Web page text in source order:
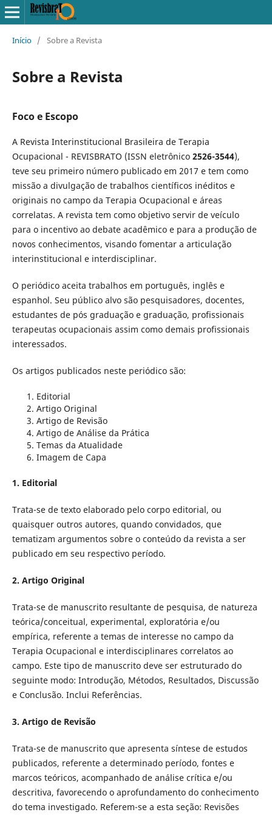
Início / Sobre a Revista
Sobre a Revista
Foco e Escopo
A Revista Interinstitucional Brasileira de Terapia
Ocupacional - REVISBRATO (ISSN eletrônico 2526-3544),
teve seu primeiro número publicado em 2017 etem como
missão a divulgação de trabalhos científicos inéditos e
originais no campo da Terapia Ocupacional eáreas
correlatas. A revista tem como objetivo servir de veículo
para o incentivo ao debate acadêmico e para a produção de
novos conhecimentos, visando fomentar a articulação
interinstitucional einterdisciplinar.
O periódico aceita trabalhos em português, inglês e
espanhol. Seu público alvo são pesquisadores, docentes,
estudantes de pós graduação e graduação, profissionais
terapeutas ocupacionais assim como demais profissionais
interessados.
Os artigos publicados neste periódico são:
Editorial
Artigo Original
Artigo de Revisão
Artigo de Análise da Prática
Temas da Atualidade
Imagem de Capa
1. Editorial
Trata-se de texto elaborado pelo corpo editorial, ou
quaisquer outros autores, quando convidados, que
tematizam argumentos sobre o conteúdo da revista a ser
publicado em seu respectivo período.
2. Artigo Original
Trata-se de manuscrito resultante de pesquisa, de natureza
teórica/conceitual, experimental, exploratória e/ou
empírica, referente a temas de interesse no campo da
Terapia Ocupacional e interdisciplinares correlatos ao
campo. Este tipo de manuscrito deve ser estruturado do
seguinte modo: Introdução, Métodos, Resultados, Discussão
e Conclusão. Inclui Referências.
3. Artigo de Revisão
Trata-se de manuscrito que apresenta síntese de estudos
publicados, referente a determinado período, fontes e
marcos teóricos, acompanhado de análise crítica e/ou
descritiva, favorecendo o aprofundamento do conhecimento
do tema investigado. Referem-se a esta seção: Revisões